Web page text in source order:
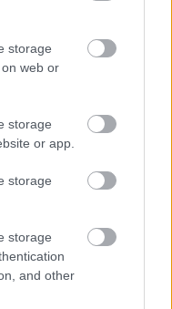
storage
web or
storage
or app.
storage
storage
and other
konštrukcia, do
môžu sa však aj
fasád, ako napr.
veľmi zaujímavá a
alebo
materiálov,
úspechu, krásna
detailov, je tá druhá.